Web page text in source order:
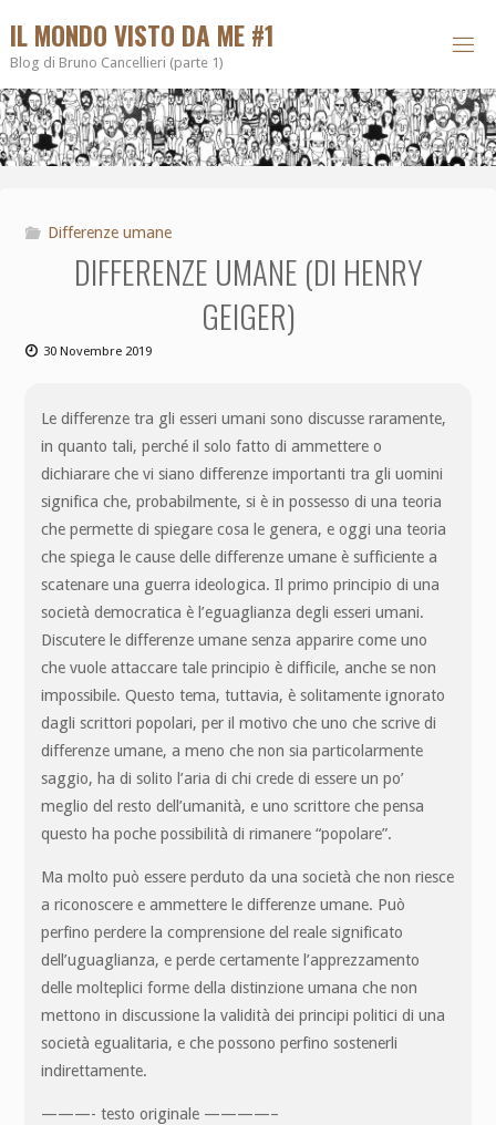
IL MONDO VISTO DA ME #1
Blog di Bruno Cancellieri (parte 1)
Differenze umane
DIFFERENZE UMANE (DI HENRY
GEIGER)
30 Novembre 2019
Le differenze tra gli esseri umani sono discusse raramente,
in quanto tali, perché il solo fatto di ammettere o
dichiarare che vi siano differenze importanti tra gli uomini
significa che, probabilmente, si è in possesso di una teoria
che permette di spiegare cosa le genera, e oggi una teoria
che spiega le cause delle differenze umane è sufficiente a
scatenare una guerra ideologica. Il primo principio di una
società democratica è l’eguaglianza degli esseri umani.
Discutere le differenze umane senza apparire come uno
che vuole attaccare tale principio è difficile, anche se non
impossibile. Questo tema, tuttavia, è solitamente ignorato
dagli scrittori popolari, per il motivo che uno che scrive di
differenze umane, a meno che non sia particolarmente
saggio, ha di solito l’aria di chi crede di essere un po’
meglio del resto dell’umanità, e uno scrittore che pensa
questo ha poche possibilità di rimanere “popolare”.
Ma molto può essere perduto da una società che non riesce
a riconoscere e ammettere le differenze umane. Può
perfino perdere la comprensione del reale significato
dell’uguaglianza, e perde certamente l’apprezzamento
delle molteplici forme della distinzione umana che non
mettono in discussione la validità dei principi politici di una
società egualitaria, e che possono perfino sostenerli
indirettamente.
———- testo originale ————–